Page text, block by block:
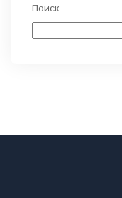
Поиск